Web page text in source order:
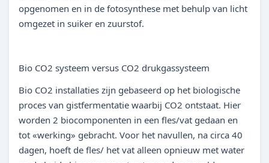
opgenomen en in de fotosynthese met behulp van licht
omgezet in suiker en zuurstof.
Bio CO2 systeem versus CO2 drukgassysteem
Bio CO2 installaties zijn gebaseerd op het biologische
proces van gistfermentatie waarbij CO2 ontstaat. Hier
worden 2 biocomponenten in een fles/vat gedaan en
tot «werking» gebracht. Voor het navullen, na circa 40
dagen, hoeft de fles/ het vat alleen opnieuw met water